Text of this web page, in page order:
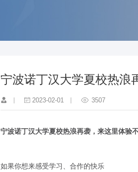
宁波诺丁汉大学夏校热浪
2023-02-01 3507
宁波诺丁汉大学夏校热浪再袭，来这里体验
如果你想来感受学习、合作的快乐